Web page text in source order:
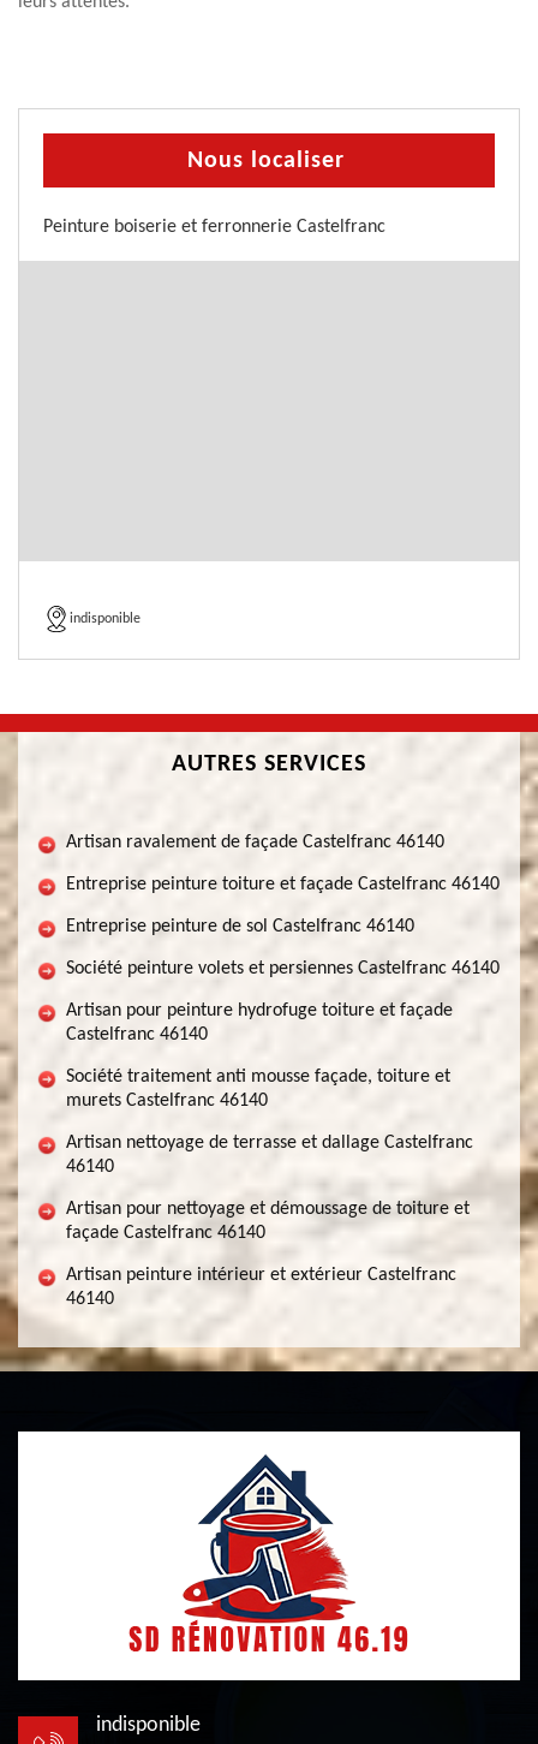
Nous localiser
Peinture boiserie et ferronnerie Castelfranc
indisponible
AUTRES SERVICES
Artisan ravalement de façade Castelfranc 46140
Entreprise peinture toiture et façade Castelfranc 46140
Entreprise peinture de sol Castelfranc 46140
Société peinture volets et persiennes Castelfranc 46140
Artisan pour peinture hydrofuge toiture et façade
Castelfranc 46140
Société traitement anti mousse façade, toiture et
murets Castelfranc 46140
Artisan nettoyage de terrasse et dallage Castelfranc
46140
Artisan pour nettoyage et démoussage de toiture et
façade Castelfranc 46140
Artisan peinture intérieur et extérieur Castelfranc
46140
indisponible